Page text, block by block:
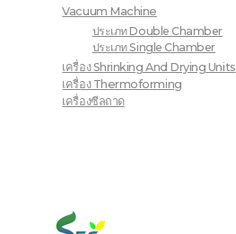
Vacuum Machine
ประเภท Double Chamber
ประเภท Single Chamber
เครื่อง Shrinking And Drying Units
เครื่อง Thermoforming
เครื่องซีลถาด